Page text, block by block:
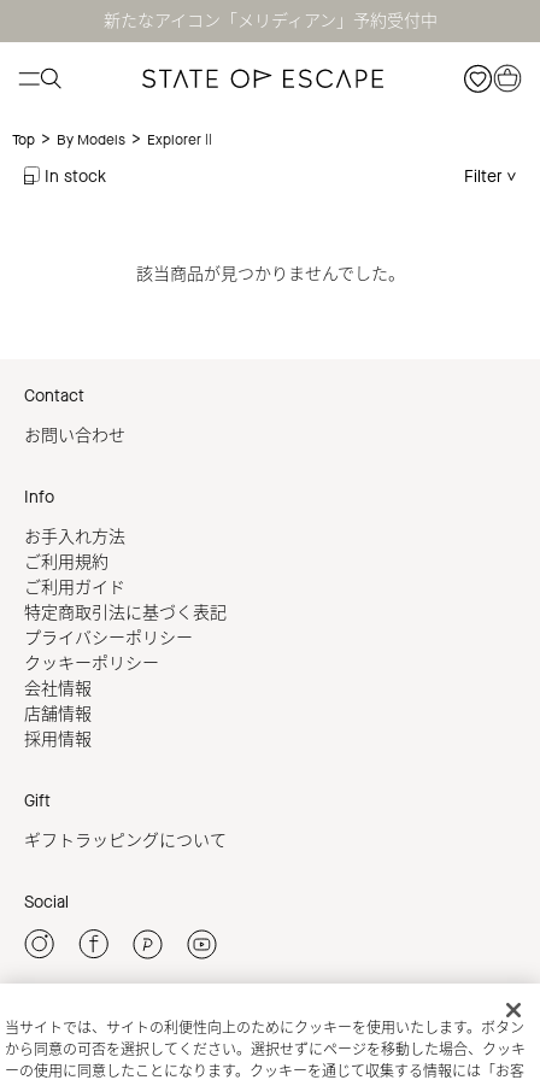
新たなアイコン「メリディアン」予約受付中
Top > By Models > ExplorerⅡ
In stock Filter
該当商品が見つかりませんでした。
Contact
お問い合わせ
Info
お手入れ方法
ご利用規約
ご利用ガイド
特定商取引法に基づく表記
プライバシーポリシー
クッキーポリシー
会社情報
店舗情報
採用情報
Gift
ギフトラッピングについて
Social
新規会員登録
当サイトでは、サイトの利便性向上のためにクッキーを使用いたします。ボタン
から同意の可否を選択してください。選択せずにページを移動した場合、クッキ
ーの使用に同意したことになります。クッキーを通じて収集する情報には「お客